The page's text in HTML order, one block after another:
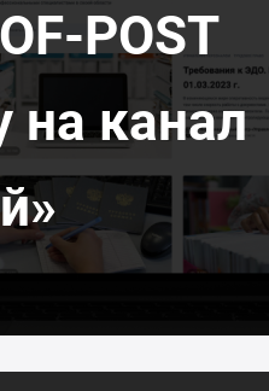
POST
на канал